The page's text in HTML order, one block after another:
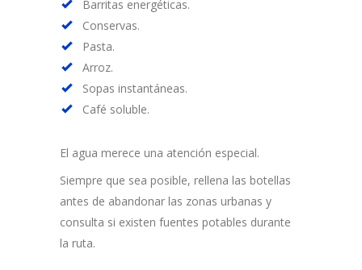
Barritas energéticas.
Conservas.
Pasta.
Arroz.
Sopas instantáneas.
Café soluble.
El agua merece una atención especial.
Siempre que sea posible, rellena las botellas
antes de abandonar las zonas urbanas y
consulta si existen fuentes potables durante
la ruta.